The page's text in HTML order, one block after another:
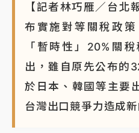
【記者林巧雁／台北
布實施對等關稅政
「暫時性」20%關
出，雖自原先公布的
於日本、韓國等主要
台灣出口競爭力造成新